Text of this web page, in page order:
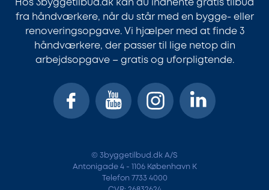
Hos 3byggetilbud.dk kan du indhente gratis tilbud
fra håndværkere, når du står med en bygge- eller
renoveringsopgave. Vi hjælper med at finde 3
håndværkere, der passer til lige netop din
arbejdsopgave – gratis og uforpligtende.
© 3byggetilbud.dk A/S
Antonigade 4 - 1106 København K
Telefon 7733 4000